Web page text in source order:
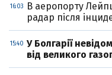
16:03
В аеропорту
радар після
15:40 У Болгарії
від великого